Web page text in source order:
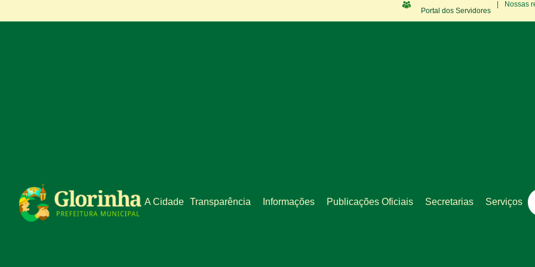
Portal dos Servidores
Nossas
A Cidade Transparência Informações Publicações Oficiais Secretarias Serviços